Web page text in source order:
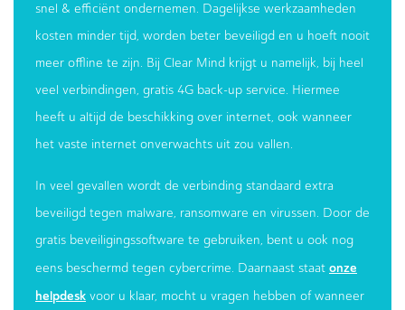
snel & efficiënt ondernemen. Dagelijkse werkzaamheden
kosten minder tijd, worden beter beveiligd en u hoeft nooit
meer offline te zijn. Bij Clear Mind krijgt u namelijk, bij heel
veel verbindingen, gratis 4G back-up service. Hiermee
heeft u altijd de beschikking over internet, ook wanneer
het vaste internet onverwachts uit zou vallen.
In veel gevallen wordt de verbinding standaard extra
beveiligd tegen malware, ransomware en virussen. Door de
gratis beveiligingssoftware te gebruiken, bent u ook nog
eens beschermd tegen cybercrime. Daarnaast staat onze
helpdesk voor u klaar, mocht u vragen hebben of wanneer